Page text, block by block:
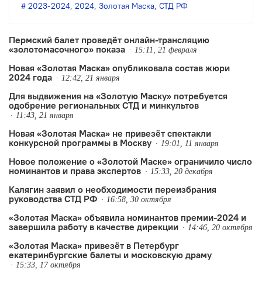
2023-2024 2024 Золотая Маска СТД РФ
Пермский балет проведёт онлайн-трансляцию
«золотомасочного» показа
15:11, 21 февраля
Новая «Золотая Маска» опубликовала состав жюри
2024 года
12:42, 21 января
Для выдвижения на «Золотую Маску» потребуется
одобрение региональных СТД и минкультов
11:43, 21 января
Новая «Золотая Маска» не привезёт спектакли
конкурсной программы в Москву
19:01, 11 января
Новое положение о «Золотой Маске» ограничило число
номинантов и права экспертов
15:33, 20 декабря
Калягин заявил о необходимости переизбрания
руководства СТД РФ
16:58, 30 октября
«Золотая Маска» объявила номинантов премии-2024 и
завершила работу в качестве дирекции
14:46, 20 октября
«Золотая Маска» привезёт в Петербург
екатеринбургские балеты и московскую драму
15:33, 17 октября